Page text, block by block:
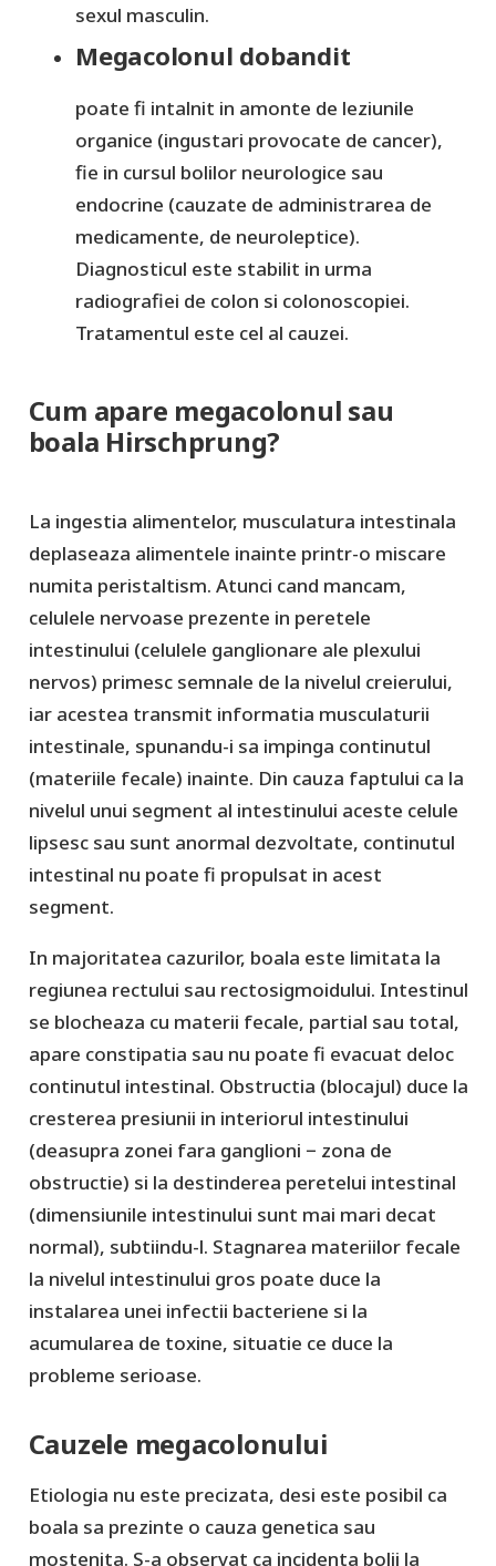
sexul masculin.
Megacolonul dobandit
poate fi intalnit in amonte de leziunile
organice (ingustari provocate de cancer),
fie in cursul bolilor neurologice sau
endocrine (cauzate de administrarea de
medicamente, de neuroleptice).
Diagnosticul este stabilit in urma
radiografiei de colon si colonoscopiei.
Tratamentul este cel al cauzei.
Cum apare megacolonul sau
boala Hirschprung?
La ingestia alimentelor, musculatura intestinala
deplaseaza alimentele inainte printr-o miscare
numita peristaltism. Atunci cand mancam,
celulele nervoase prezente in peretele
intestinului (celulele ganglionare ale plexului
nervos) primesc semnale de la nivelul creierului,
iar acestea transmit informatia musculaturii
intestinale, spunandu-i sa impinga continutul
(materiile fecale) inainte. Din cauza faptului ca la
nivelul unui segment al intestinului aceste celule
lipsesc sau sunt anormal dezvoltate, continutul
intestinal nu poate fi propulsat in acest
segment.
In majoritatea cazurilor, boala este limitata la
regiunea rectului sau rectosigmoidului. Intestinul
se blocheaza cu materii fecale, partial sau total,
apare constipatia sau nu poate fi evacuat deloc
continutul intestinal. Obstructia (blocajul) duce la
cresterea presiunii in interiorul intestinului
(deasupra zonei fara ganglioni − zona de
obstructie) si la destinderea peretelui intestinal
(dimensiunile intestinului sunt mai mari decat
normal), subtiindu-l. Stagnarea materiilor fecale
la nivelul intestinului gros poate duce la
instalarea unei infectii bacteriene si la
acumularea de toxine, situatie ce duce la
probleme serioase.
Cauzele megacolonului
Etiologia nu este precizata, desi este posibil ca
boala sa prezinte o cauza genetica sau
mostenita. S-a observat ca incidenta bolii la